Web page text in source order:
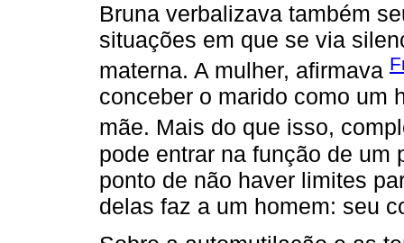
Bruna verbalizava também
situações em que se via
materna. A mulher, afirmava
conceber o marido como um
mãe. Mais do que isso,
pode entrar na função de um
ponto de não haver limites
delas faz a um homem: seu